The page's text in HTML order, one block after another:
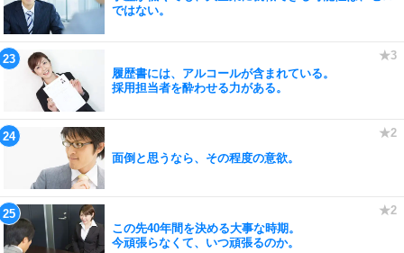
ではない。
履歴書には、アルコールが含まれている。
採用担当者を酔わせる力がある。
面倒と思うなら、その程度の意欲。
この先40年間を決める大事な時期。
今頑張らなくて、いつ頑張るのか。